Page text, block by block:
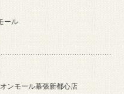
ール
ンモール幕張新都心店